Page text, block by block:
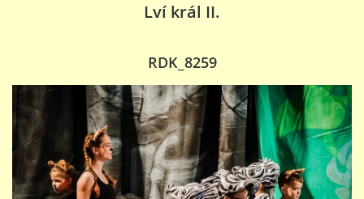
100 LET ZUŠ POHOŘELICE
O ŠKOLE
PRO RODIČE
Lví král II.
RDK_8259